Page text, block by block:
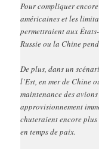
Pour compliquer
américaines et les
permettraient aux
Russie ou la Chine
De plus, dans un
l’Est, en mer de Chine
maintenance des
approvisionnement
chuteraient encore plus
en temps de paix.